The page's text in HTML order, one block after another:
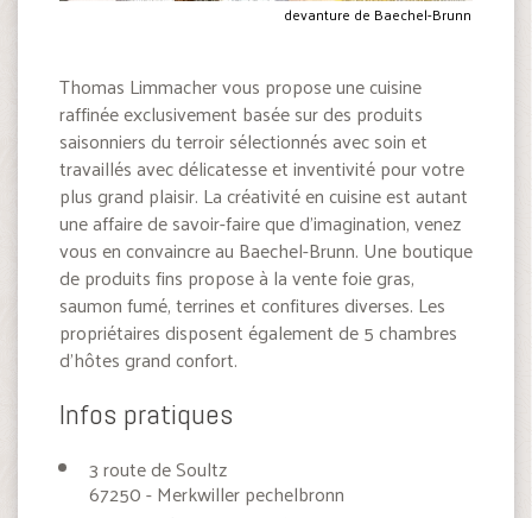
devanture de Baechel-Brunn
Thomas Limmacher vous propose une cuisine
raffinée exclusivement basée sur des produits
saisonniers du terroir sélectionnés avec soin et
travaillés avec délicatesse et inventivité pour votre
plus grand plaisir. La créativité en cuisine est autant
une affaire de savoir-faire que d’imagination, venez
vous en convaincre au Baechel-Brunn. Une boutique
de produits fins propose à la vente foie gras,
saumon fumé, terrines et confitures diverses. Les
propriétaires disposent également de 5 chambres
d’hôtes grand confort.
Infos pratiques
3 route de Soultz
67250 - Merkwiller pechelbronn